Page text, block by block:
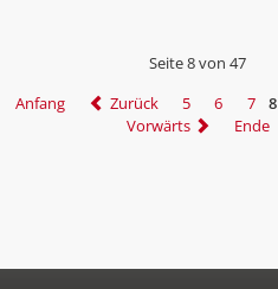
Seite 8 von 47
Anfang
Zurück 5 6 7 8
Vorwärts
Ende